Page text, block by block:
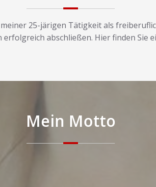
25-järigen Tätigkeit als
abschließen. Hier finden Sie
Mein Motto